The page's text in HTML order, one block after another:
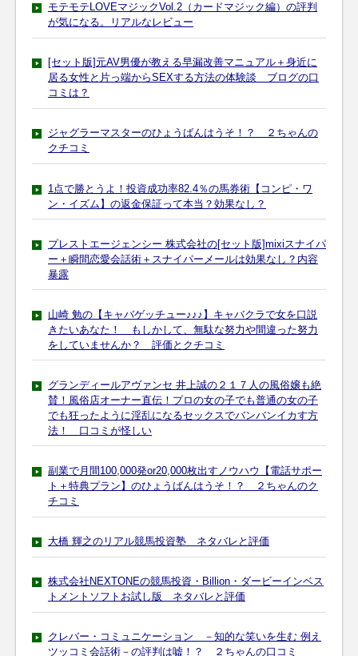
モテモテLOVEマジックVol.2（カードマジック編）の評判
が気になる。リアルなレビュー
[セット版]元AV男優が教える早漏改善マニュアル＋身近に
居る女性と片っ端からSEXする方法の体験談 ブログの口
コミは？
ジャグラーマスターのひょうばんはうそ！？ ２ちゃんの
クチコミ
1点で勝とうよ！投資成功率82.4％の馬券術【コンピ・ワ
ン・イズム】の返金保証って本当？効果なし？
プレストエージェンシー 株式会社の[セット版]mixiスナイパ
ー＋瞬間恋愛会話術＋スナイパーメールは効果なし？内容
暴露
山崎 勉の【キャバゲッチュー♪♪♪】キャバクラで女を口説
きたいあなた！ もしかして、無駄な努力や間違った努力
をしていませんか？ 評価とクチコミ
グランディールアヴァンセ 井上誠の２１７人の風俗嬢も絶
賛！風俗店オーナー直伝！プロの女の子でも普通の女の子
でも狂ったように淫乱になるセックスでバンバンイカす方
法！ 口コミが怪しい
副業で月間100,000発or20,000枚出すノウハウ【電話サポー
ト＋特典プラン】のひょうばんはうそ！？ ２ちゃんのク
チコミ
大橋 輝之のリアル競馬投資塾 ネタバレと評価
株式会社NEXTONEの競馬投資・Billion・ダービーインベス
トメントソフトお試し版 ネタバレと評価
クレバー・コミュニケーション －知的な笑いを生む 例え
ツッコミ会話術－の評判は嘘！？ ２ちゃんの口コミ